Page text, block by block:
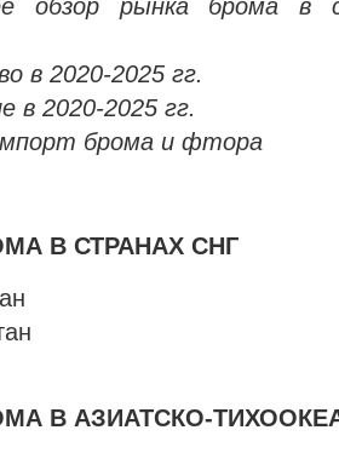
в 2020-2025 гг.
в 2020-2025 гг.
брома и фтора
В СТРАНАХ СНГ
В АЗИАТСКО-